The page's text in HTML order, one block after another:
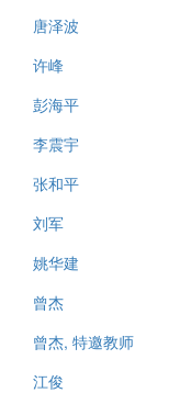
唐泽波
许峰
彭海平
李震宇
张和平
刘军
姚华建
曾杰
曾杰, 特邀教师
江俊